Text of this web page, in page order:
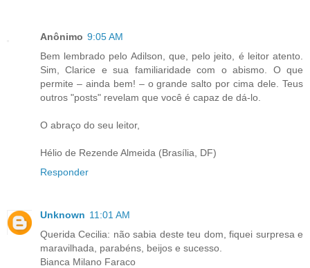
Anônimo 9:05 AM
Bem lembrado pelo Adilson, que, pelo jeito, é leitor atento.
Sim, Clarice e sua familiaridade com o abismo. O que
permite – ainda bem! – o grande salto por cima dele. Teus
outros "posts" revelam que você é capaz de dá-lo.
O abraço do seu leitor,
Hélio de Rezende Almeida (Brasília, DF)
Responder
Unknown 11:01 AM
Querida Cecilia: não sabia deste teu dom, fiquei surpresa e
maravilhada, parabéns, beijos e sucesso.
Bianca Milano Faraco